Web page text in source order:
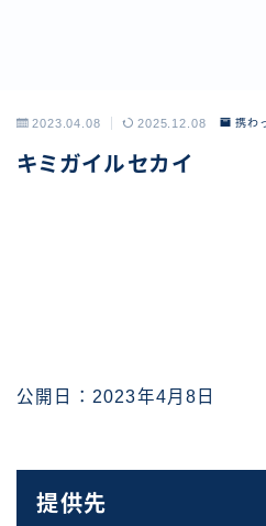
2023.04.08 2025.12.08 携わ
キミガイルセカイ
公開日：2023年4月8日
提供先